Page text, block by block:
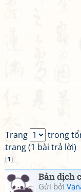
Trang
trong
trang (1 bài trả lời)
[1]
Bản dịch
Gửi bởi